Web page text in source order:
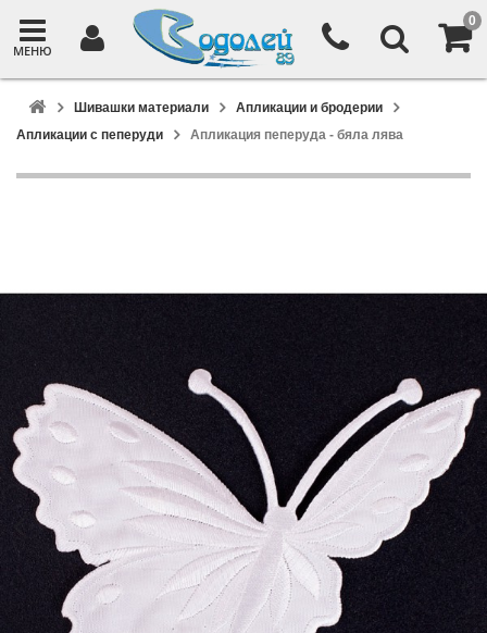
0
МЕНЮ
Шивашки материали
Апликации и бродерии
Апликации с пеперуди
Апликация пеперуда - бяла лява